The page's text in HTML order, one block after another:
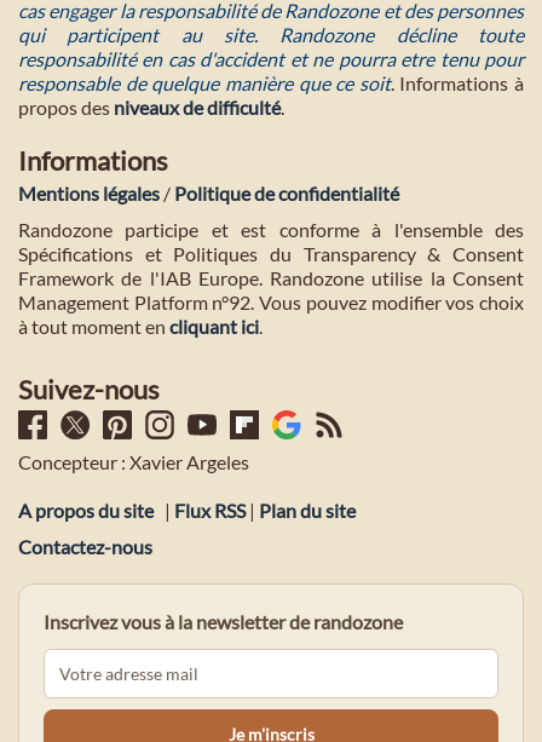
cas engager la responsabilité de Randozone et des personnes
qui participent au site. Randozone décline toute
responsabilité en cas d'accident et ne pourra etre tenu pour
responsable de quelque manière que ce soit. Informations à
propos des niveaux de difficulté.
Informations
Mentions légales / Politique de confidentialité
Randozone participe et est conforme à l'ensemble des
Spécifications et Politiques du Transparency & Consent
Framework de l'IAB Europe. Randozone utilise la Consent
Management Platform n°92. Vous pouvez modifier vos choix
à tout moment en cliquant ici.
Suivez-nous
Concepteur : Xavier Argeles
A propos du site | Flux RSS| Plan du site
Contactez-nous
Inscrivez vous à la newsletter de randozone